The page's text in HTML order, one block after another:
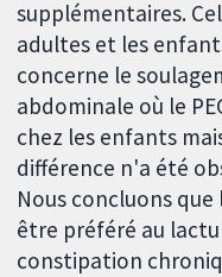
supplémentaires.
adultes et les
concerne le
abdominale où le
chez les enfants
différence n'a été
Nous concluons
être préféré au
constipation